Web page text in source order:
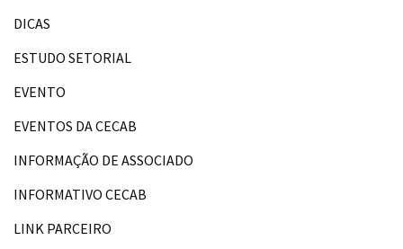
DICAS
ESTUDO SETORIAL
EVENTO
EVENTOS DA CECAB
INFORMAÇÃO DE ASSOCIADO
INFORMATIVO CECAB
LINK PARCEIRO